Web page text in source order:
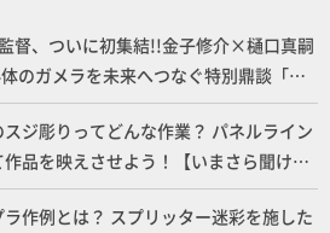
督、ついに初集結!!金子修介×樋口真嗣
のガメラを未来へつなぐ特別鼎談「ガ
プロジェクト FINAL」
ジ彫りってどんな作業？ パネルライン
品を映えさせよう！【いまさら聞けな
基礎：スジ彫りとパネルライン】
作例とは？ スプリッター迷彩を施した